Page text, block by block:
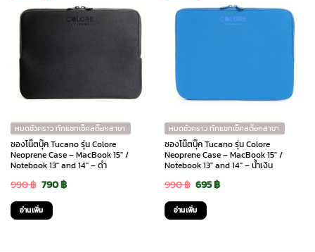
หมดชั่วคราว ทักแชทเช็คสต๊อกสาขา
ซองโน๊ตบุ๊ค Tucano รุ่น Colore
Neoprene Case – MacBook 15″ /
Notebook 13″ and 14″ – ดำ
990฿ Original
price
was:
790฿Current
อ่านเพิ่ม
หมดชั่วคราว ทักแชทเช็คสต๊อกสาขา
ซองโน๊ตบุ๊ค Tucano รุ่น Colore
Neoprene Case – MacBook 15″ /
Notebook 13″ and 14″ – น้ำเงิน
990฿ Original
price
was:
695฿Current
อ่านเพิ่ม